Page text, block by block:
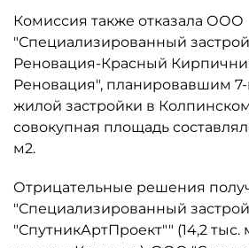
Комиссия также отказала ООО
"Специализированный
Реновация-Красный
Реновация", планировавшим
жилой застройки в
совокупная площадь
м2.
Отрицательные решения
"Специализированный
"СпутникАртПроект"" (14,2 тыс.